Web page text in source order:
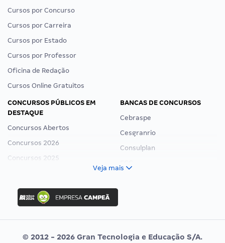
Cursos por Concurso
Cursos por Carreira
Cursos por Estado
Cursos por Professor
Oficina de Redação
Cursos Online Gratuitos
CONCURSOS PÚBLICOS EM
DESTAQUE
Concursos Abertos
Concursos 2026
Concursos 2025
Concurso Ibama
Concurso MPU
Editais publicados
BANCAS DE CONCURSOS
Cebraspe
Cesgranrio
Consulplan
Vunesp
Veja mais
© 2012 - 2026 Gran Tecnologia e Educação S/A.